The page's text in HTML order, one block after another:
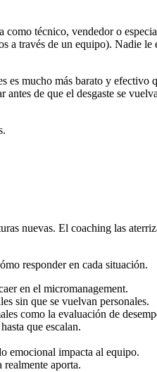
técnico, vendedor o
a través de un equipo). Nadie
mucho más barato y efectivo
de que el desgaste se
nuevas. El coaching las
responder en cada situación.
en el micromanagement.
sin que se vuelvan personales.
como la evaluación de
que escalan.
emocional impacta al equipo.
aporta.